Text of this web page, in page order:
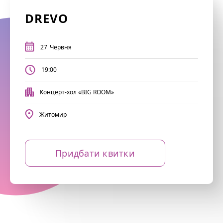
DREVO
27 Червня
19:00
Концерт-хол «BIG ROOM»
Житомир
Придбати квитки